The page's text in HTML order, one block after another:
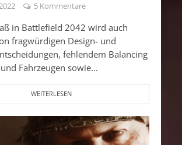
5 Kommentare
in Battlefield 2042 wird auch
fragwürdigen Design- und
fehlendem Balancing
Fahrzeugen sowie...
WEITERLESEN